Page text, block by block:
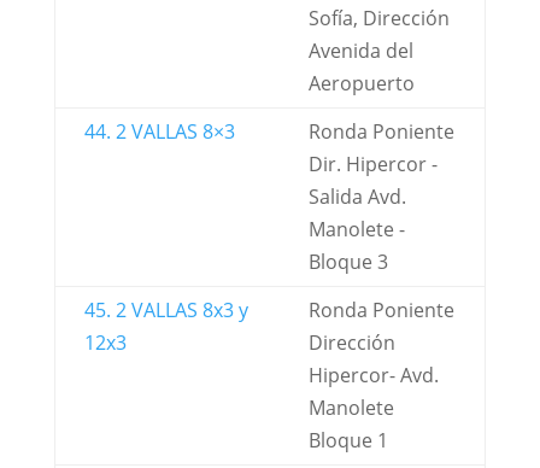
Sofía, Dirección
Avenida del
Aeropuerto
44. 2 VALLAS 8×3
Ronda Poniente
Dir. Hipercor -
Salida Avd.
Manolete -
Bloque 3
45. 2 VALLAS 8x3 y
12x3
Ronda Poniente
Dirección
Hipercor- Avd.
Manolete
Bloque 1